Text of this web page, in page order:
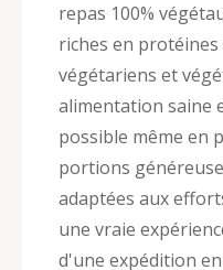
repas 100%
riches en
végétariens et
alimentation saine
possible même en
portions
adaptées aux
une vraie
d'une expédition